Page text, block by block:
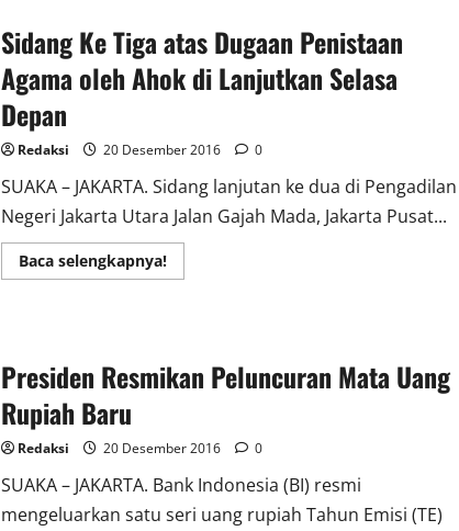
Senjata
Khas
Kalimantan
Sidang Ke Tiga atas Dugaan Penistaan
Agama oleh Ahok di Lanjutkan Selasa
Depan
Redaksi 20 Desember 2016 0
SUAKA – JAKARTA. Sidang lanjutan ke dua di Pengadilan
Negeri Jakarta Utara Jalan Gajah Mada, Jakarta Pusat...
Baca selengkapnya!Read
more
Dugaan
Penistaan
di
Lanjutkan
Selasa
Depan
Presiden Resmikan Peluncuran Mata Uang
Rupiah Baru
Redaksi 20 Desember 2016 0
SUAKA – JAKARTA. Bank Indonesia (BI) resmi
mengeluarkan satu seri uang rupiah Tahun Emisi (TE)